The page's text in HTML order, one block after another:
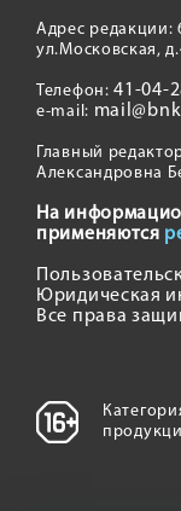
Адрес редакции:
ул.Московская,
Телефон:41-04-
e-mail:
Главный
Александровна
На
применяются
Юридическая
Все права